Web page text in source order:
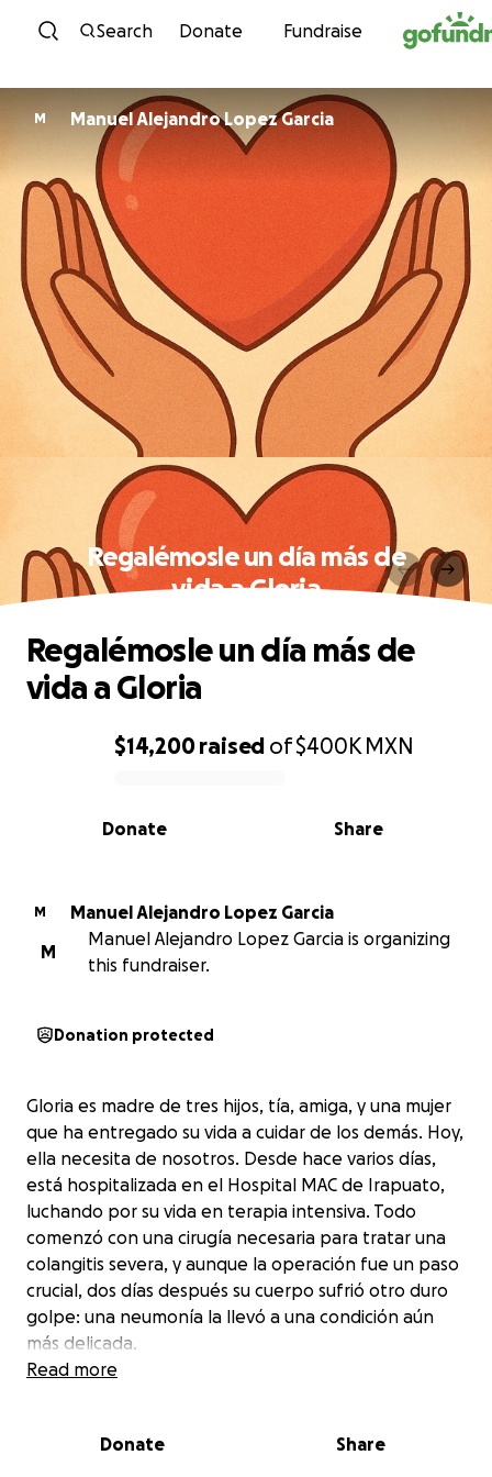
Skip to content
Search Donate Fundraise
M Manuel Alejandro Lopez Garcia
Regalémosle un día más de
vida a Gloria
0% complete
$14,200raised of$400K MXN
Share
Donate
Regalémosle un día más de
vida a Gloria
M
Manuel Alejandro Lopez Garcia
M
Manuel Alejandro Lopez Garcia is organizing
this fundraiser.
Donation protected
Gloria es madre de tres hijos, tía, amiga, y una mujer
que ha entregado su vida a cuidar de los demás. Hoy,
ella necesita de nosotros. Desde hace varios días,
está hospitalizada en el Hospital MAC de Irapuato,
luchando por su vida en terapia intensiva. Todo
comenzó con una cirugía necesaria para tratar una
colangitis severa, y aunque la operación fue un paso
crucial, dos días después su cuerpo sufrió otro duro
golpe: una neumonía la llevó a una condición aún
más delicada.
médica, cada gota de medicamento representa una
Read more
Donate Share